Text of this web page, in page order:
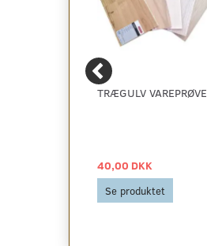
TRÆGULV VAREPRØVE
40,00 DKK
Se produktet